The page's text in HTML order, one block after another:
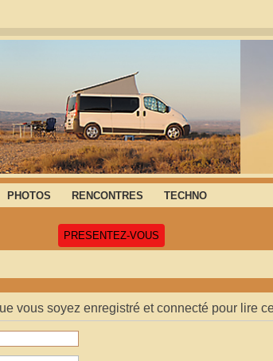
PHOTOS RENCONTRES TECHNO
PRESENTEZ-VOUS
vous soyez enregistré et connecté pour lire